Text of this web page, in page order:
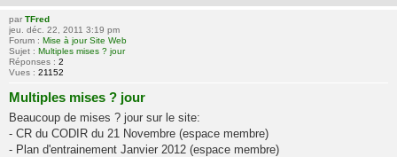
par TFred
jeu. déc. 22, 2011 3:19 pm
Forum : Mise à jour Site Web
Sujet : Multiples mises ? jour
Réponses : 2
Vues : 21152
Multiples mises ? jour
Beaucoup de mises ? jour sur le site:
- CR du CODIR du 21 Novembre (espace membre)
- Plan d'entrainement Janvier 2012 (espace membre)